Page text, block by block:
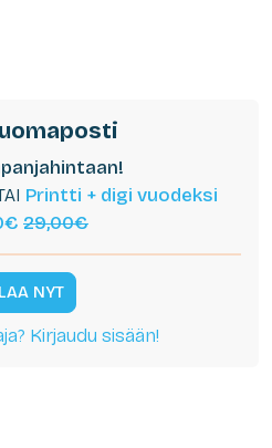
Printti + digi vuodeksi
29,00€
NYT
Kirjaudu sisään!